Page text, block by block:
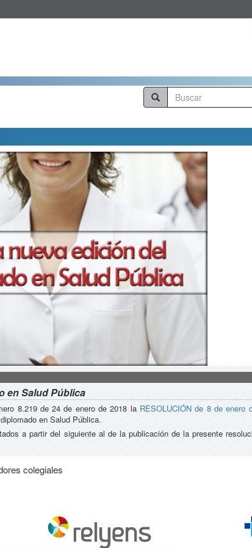
en Salud Pública
8.219 de 24 de enero de 2018 la RESOLUCIÓN de 8 de enero
en Salud Pública.
a partir del siguiente al de la publicación de la presente
colegiales